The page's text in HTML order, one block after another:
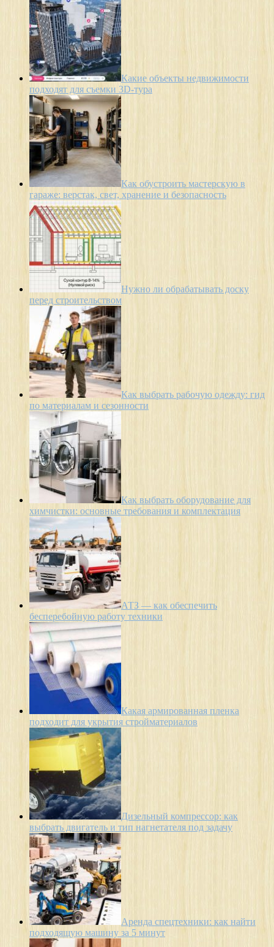
Какие объекты недвижимости
подходят для съемки 3D-тура
Как обустроить мастерскую в
гараже: верстак, свет, хранение и безопасность
Нужно ли обрабатывать доску
перед строительством
Как выбрать рабочую одежду: гид
по материалам и сезонности
Как выбрать оборудование для
химчистки: основные требования и комплектация
АТЗ — как обеспечить
бесперебойную работу техники
Какая армированная пленка
подходит для укрытия стройматериалов
Дизельный компрессор: как
выбрать двигатель и тип нагнетателя под задачу
Аренда спецтехники: как найти
подходящую машину за 5 минут